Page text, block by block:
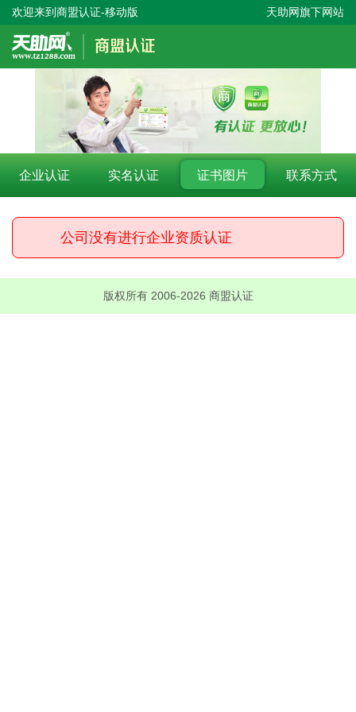
欢迎来到商盟认证-移动版 天助网旗下网站
企业认证 实名认证 证书图片 联系方式
公司没有进行企业资质认证
版权所有 2006-2026 商盟认证